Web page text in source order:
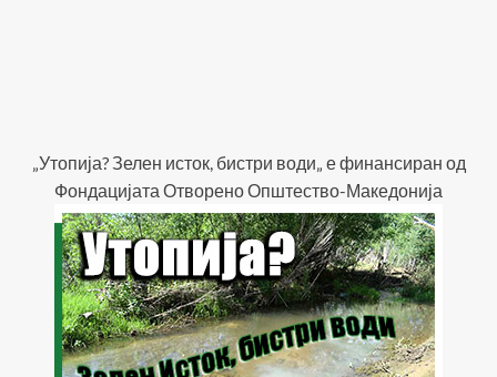
„Утопија? Зелен исток, бистри води„ е финансиран од
Фондацијата Отворено Општество-Македонија